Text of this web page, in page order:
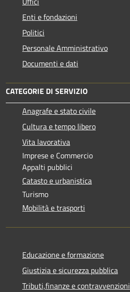
Enti e fondazioni
Politici
Personale Amministrativo
Documenti e dati
CATEGORIE DI SERVIZIO
Anagrafe e stato civile
Cultura e tempo libero
Vita lavorativa
Imprese e Commercio
Appalti pubblici
Catasto e urbanistica
Turismo
Mobilità e trasporti
Educazione e formazione
Giustizia e sicurezza pubblica
Tributi,finanze e contravvenzioni